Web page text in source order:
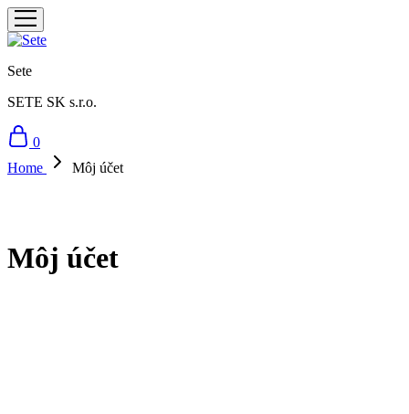
Sete
SETE SK s.r.o.
0
Home
Môj účet
Môj účet